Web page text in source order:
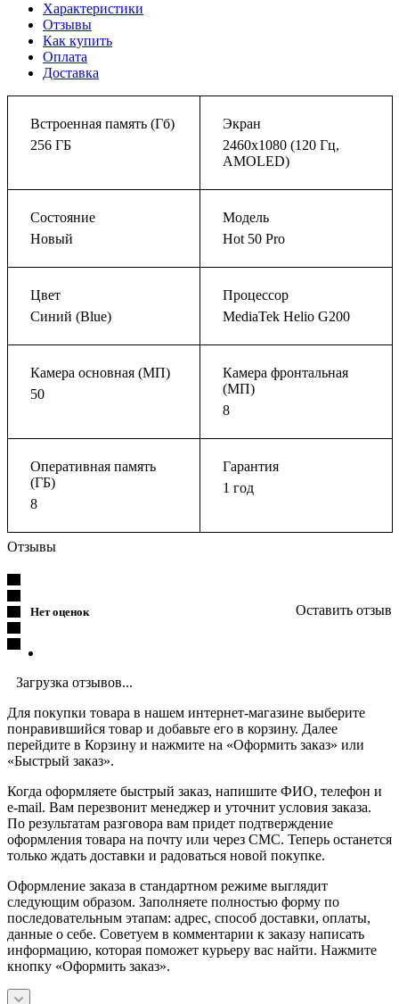
Характеристики
Отзывы
Как купить
Оплата
Доставка
Встроенная память (Гб)
256 ГБ
Экран
2460x1080 (120 Гц,
AMOLED)
Состояние
Новый
Модель
Hot 50 Pro
Цвет
Синий (Blue)
Процессор
MediaTek Helio G200
Камера основная (МП)
50
Камера фронтальная
(МП)
8
Оперативная память
(ГБ)
8
Гарантия
1 год
Отзывы
Нет оценок Оставить отзыв
Загрузка отзывов...
Для покупки товара в нашем интернет-магазине выберите
понравившийся товар и добавьте его в корзину. Далее
перейдите в Корзину и нажмите на «Оформить заказ» или
«Быстрый заказ».
Когда оформляете быстрый заказ, напишите ФИО, телефон и
e-mail. Вам перезвонит менеджер и уточнит условия заказа.
По результатам разговора вам придет подтверждение
оформления товара на почту или через СМС. Теперь останется
только ждать доставки и радоваться новой покупке.
Оформление заказа в стандартном режиме выглядит
следующим образом. Заполняете полностью форму по
последовательным этапам: адрес, способ доставки, оплаты,
данные о себе. Советуем в комментарии к заказу написать
информацию, которая поможет курьеру вас найти. Нажмите
кнопку «Оформить заказ».